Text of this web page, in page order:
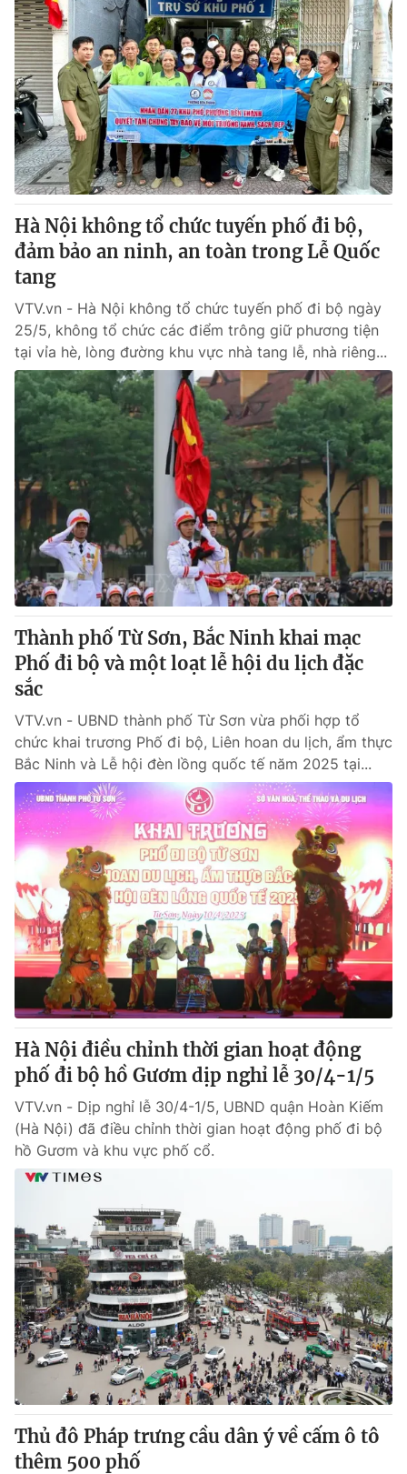
Hà Nội không tổ chức tuyến phố đi bộ,
đảm bảo an ninh, an toàn trong Lễ Quốc
tang
VTV.vn - Hà Nội không tổ chức tuyến phố đi bộ ngày
25/5, không tổ chức các điểm trông giữ phương tiện
tại vỉa hè, lòng đường khu vực nhà tang lễ, nhà riêng...
Thành phố Từ Sơn, Bắc Ninh khai mạc
Phố đi bộ và một loạt lễ hội du lịch đặc
sắc
VTV.vn - UBND thành phố Từ Sơn vừa phối hợp tổ
chức khai trương Phố đi bộ, Liên hoan du lịch, ẩm thực
Bắc Ninh và Lễ hội đèn lồng quốc tế năm 2025 tại...
Hà Nội điều chỉnh thời gian hoạt động
phố đi bộ hồ Gươm dịp nghỉ lễ 30/4-1/5
VTV.vn - Dịp nghỉ lễ 30/4-1/5, UBND quận Hoàn Kiếm
(Hà Nội) đã điều chỉnh thời gian hoạt động phố đi bộ
hồ Gươm và khu vực phố cổ.
Thủ đô Pháp trưng cầu dân ý về cấm ô tô
thêm 500 phố